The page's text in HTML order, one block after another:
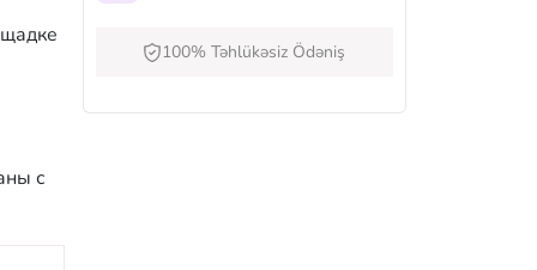
с
100% Təhlükəsiz Ödəniş